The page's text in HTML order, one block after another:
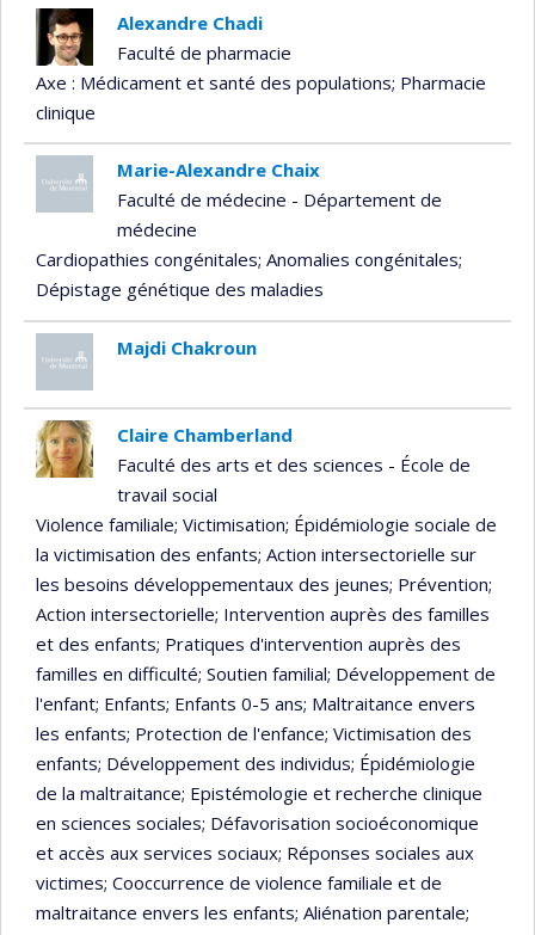
Alexandre Chadi
Faculté de pharmacie
Axe : Médicament et santé des populations; Pharmacie
clinique
Marie-Alexandre Chaix
Faculté de médecine - Département de
médecine
Cardiopathies congénitales; Anomalies congénitales;
Dépistage génétique des maladies
Majdi Chakroun
Claire Chamberland
Faculté des arts et des sciences - École de
travail social
Violence familiale; Victimisation; Épidémiologie sociale de
la victimisation des enfants; Action intersectorielle sur
les besoins développementaux des jeunes; Prévention;
Action intersectorielle; Intervention auprès des familles
et des enfants; Pratiques d'intervention auprès des
familles en difficulté; Soutien familial; Développement de
l'enfant; Enfants; Enfants 0-5 ans; Maltraitance envers
les enfants; Protection de l'enfance; Victimisation des
enfants; Développement des individus; Épidémiologie
de la maltraitance; Epistémologie et recherche clinique
en sciences sociales; Défavorisation socioéconomique
et accès aux services sociaux; Réponses sociales aux
victimes; Cooccurrence de violence familiale et de
maltraitance envers les enfants; Aliénation parentale;